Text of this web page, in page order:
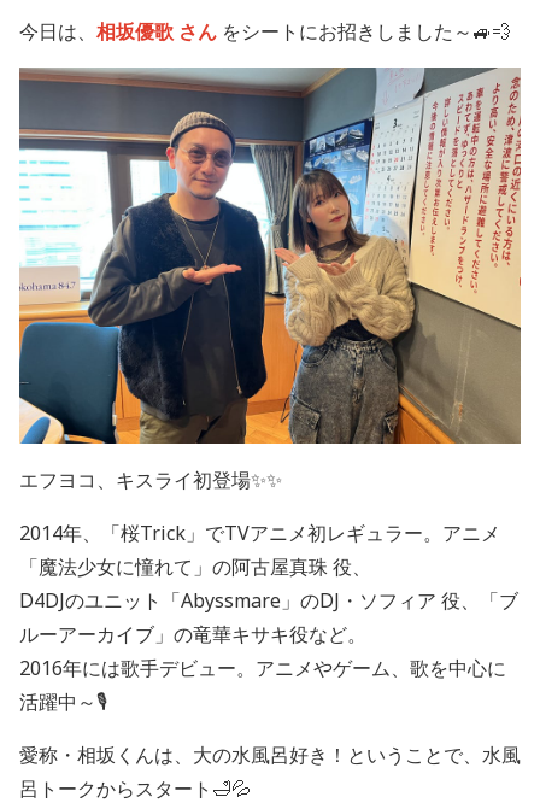
今日は、 相坂優歌 さん をシートにお招きしました～🚙💨
エフヨコ、キスライ初登場✨✨
2014年、「桜Trick」でTVアニメ初レギュラー。アニメ
「魔法少女に憧れて」の阿古屋真珠 役、
D4DJのユニット「Abyssmare」のDJ・ソフィア 役、「ブ
ルーアーカイブ」の竜華キサキ役など。
2016年には歌手デビュー。アニメやゲーム、歌を中心に
活躍中～🎙
愛称・相坂くんは、大の水風呂好き！ということで、水風
呂トークからスタート🛁💦